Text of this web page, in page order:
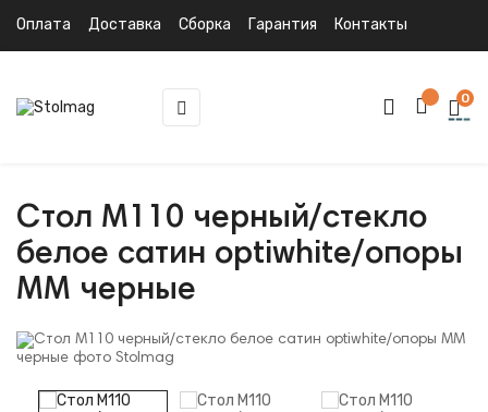
Оплата Доставка Сборка Гарантия Контакты
Toggle
navigation
☰ 0
Стол M110 черный/стекло
белое сатин optiwhite/опоры
MM черные